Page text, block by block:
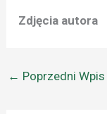
Zdjęcia autora
← Poprzedni Wpis